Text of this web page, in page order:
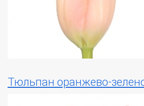
Тюльпан оранжево-